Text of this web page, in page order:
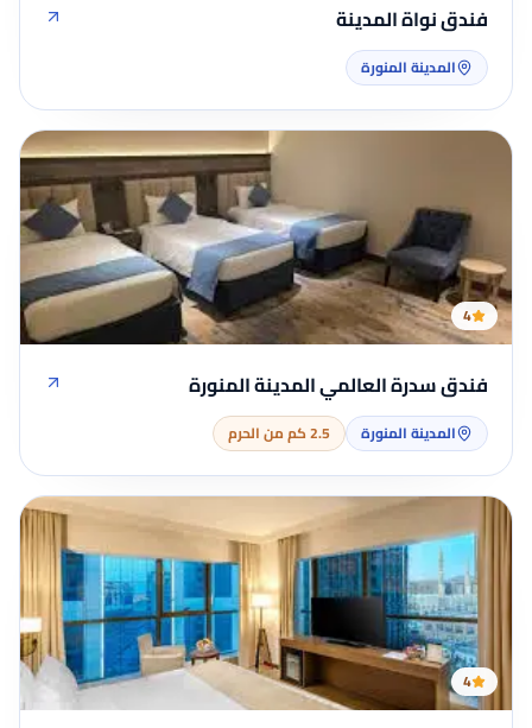
فندق نواة المدينة
المدينة المنورة
4
فندق سدرة العالمي المدينة المنورة
المدينة المنورة 2.5 كم من الحرم
4